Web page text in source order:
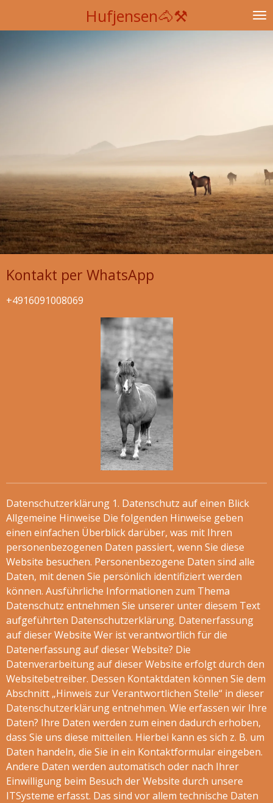
Hufjensen🐴⚒️
Kontakt per WhatsApp
+4916091008069
Datenschutzerklärung 1. Datenschutz auf einen Blick
Allgemeine Hinweise Die folgenden Hinweise geben
einen einfachen Überblick darüber, was mit Ihren
personenbezogenen Daten passiert, wenn Sie diese
Website besuchen. Personenbezogene Daten sind alle
Daten, mit denen Sie persönlich identifiziert werden
können. Ausführliche Informationen zum Thema
Datenschutz entnehmen Sie unserer unter diesem Text
aufgeführten Datenschutzerklärung. Datenerfassung
auf dieser Website Wer ist verantwortlich für die
Datenerfassung auf dieser Website? Die
Datenverarbeitung auf dieser Website erfolgt durch den
Websitebetreiber. Dessen Kontaktdaten können Sie dem
Abschnitt „Hinweis zur Verantwortlichen Stelle“ in dieser
Datenschutzerklärung entnehmen. Wie erfassen wir Ihre
Daten? Ihre Daten werden zum einen dadurch erhoben,
dass Sie uns diese mitteilen. Hierbei kann es sich z. B. um
Daten handeln, die Sie in ein Kontaktformular eingeben.
Andere Daten werden automatisch oder nach Ihrer
Einwilligung beim Besuch der Website durch unsere
ITSysteme erfasst. Das sind vor allem technische Daten